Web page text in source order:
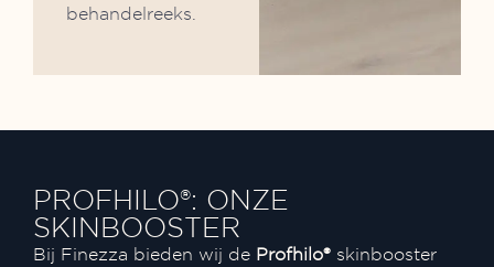
behandelreeks.
PROFHILO®: ONZE
SKINBOOSTER
Bij Finezza bieden wij de Profhilo® skinbooster